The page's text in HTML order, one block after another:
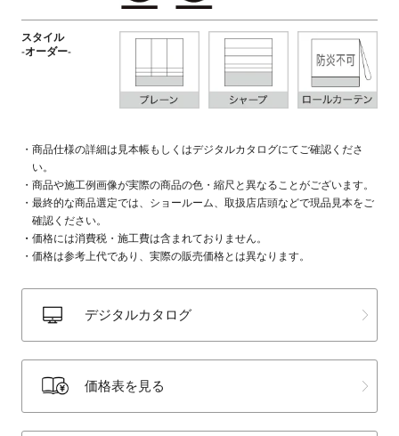
スタイル
-オーダー-
商品仕様の詳細は見本帳もしくはデジタルカタログにてご確認くださ
い。
商品や施工例画像が実際の商品の色・縮尺と異なることがございます。
最終的な商品選定では、ショールーム、取扱店店頭などで現品見本をご
確認ください。
価格には消費税・施工費は含まれておりません。
価格は参考上代であり、実際の販売価格とは異なります。
デジタルカタログ
価格表を見る